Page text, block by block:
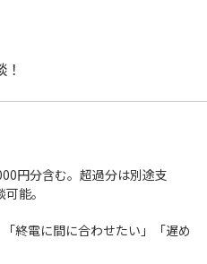
円分含む。超過分は別途支
可能。
終電に間に合わせたい」「遅め